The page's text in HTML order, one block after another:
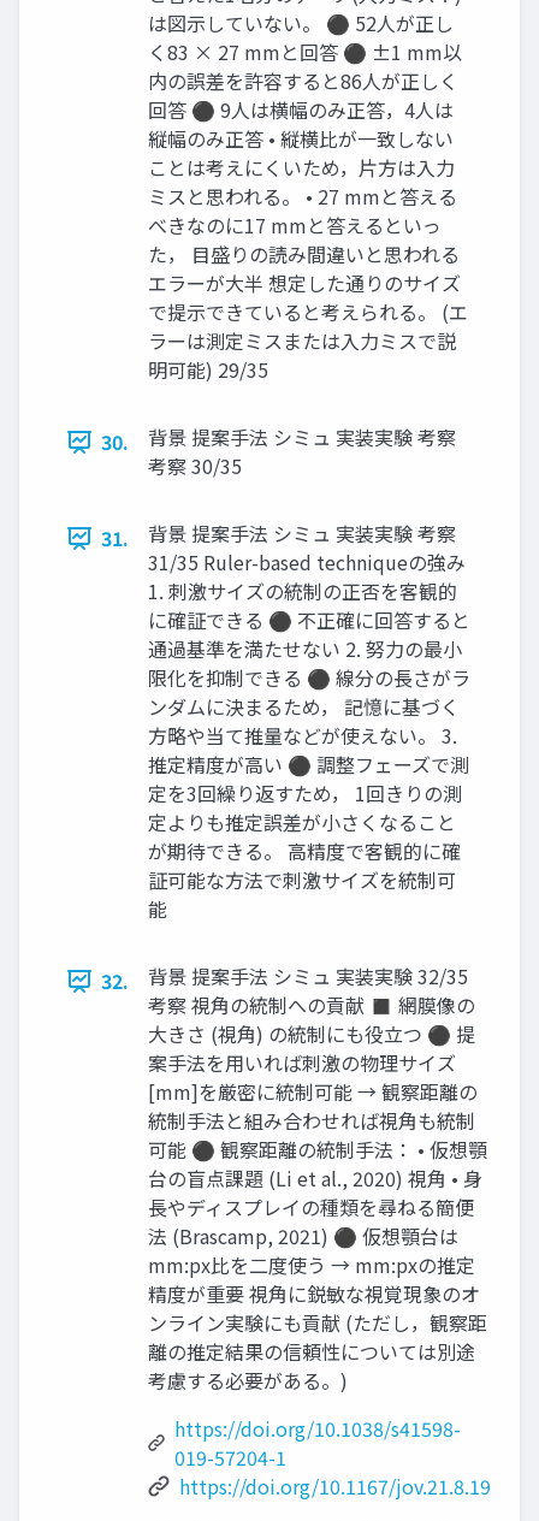
は図示していない。 ⚫ 52人が正し
く83 × 27 mmと回答 ⚫ ±1 mm以
内の誤差を許容すると86人が正しく
回答 ⚫ 9人は横幅のみ正答，4人は
縦幅のみ正答 • 縦横比が一致しない
ことは考えにくいため，片方は入力
ミスと思われる。 • 27 mmと答える
べきなのに17 mmと答えるといっ
た， 目盛りの読み間違いと思われる
エラーが大半 想定した通りのサイズ
で提示できていると考えられる。 (エ
ラーは測定ミスまたは入力ミスで説
明可能) 29/35
30.
背景 提案手法 シミュ 実装実験 考察
考察 30/35
31.
背景 提案手法 シミュ 実装実験 考察
31/35 Ruler-based techniqueの強み
1. 刺激サイズの統制の正否を客観的
に確証できる ⚫ 不正確に回答すると
通過基準を満たせない 2. 努力の最小
限化を抑制できる ⚫ 線分の長さがラ
ンダムに決まるため， 記憶に基づく
方略や当て推量などが使えない。 3.
推定精度が高い ⚫ 調整フェーズで測
定を3回繰り返すため， 1回きりの測
定よりも推定誤差が小さくなること
が期待できる。 高精度で客観的に確
証可能な方法で刺激サイズを統制可
能
32.
背景 提案手法 シミュ 実装実験 32/35
考察 視角の統制への貢献 ◼ 網膜像の
大きさ (視角) の統制にも役立つ ⚫ 提
案手法を用いれば刺激の物理サイズ
[mm]を厳密に統制可能 → 観察距離の
統制手法と組み合わせれば視角も統制
可能 ⚫ 観察距離の統制手法： • 仮想顎
台の盲点課題 (Li et al., 2020) 視角 • 身
長やディスプレイの種類を尋ねる簡便
法 (Brascamp, 2021) ⚫ 仮想顎台は
mm:px比を二度使う → mm:pxの推定
精度が重要 視角に鋭敏な視覚現象のオ
ンライン実験にも貢献 (ただし，観察距
離の推定結果の信頼性については別途
考慮する必要がある。)
https://doi.org/10.1038/s41598-
019-57204-1
https://doi.org/10.1167/jov.21.8.19